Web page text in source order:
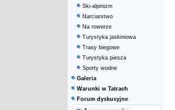
Ski-alpinizm
Narciarstwo
Na rowerze
Turystyka jaskiniowa
Trasy biegowe
Turystyka piesza
Sporty wodne
Galeria
Warunki w Tatrach
Forum dyskusyjne